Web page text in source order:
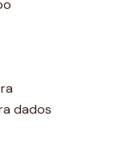
dados